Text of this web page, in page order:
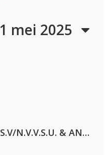
mei 2025
Lustrum U.V.S.V/N.V.V.S.U. & ANNO ONS & Jopke van Dobbenburgh & Roeland Beelen